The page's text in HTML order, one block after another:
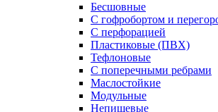
Бесшовные
С гофробортом и
С перфорацией
Пластиковые (ПВХ)
Тефлоновые
С поперечными ребрами
Маслостойкие
Модульные
Непищевые